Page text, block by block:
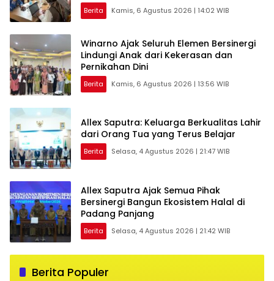
Berita Kamis, 6 Agustus 2026 | 14:02 WIB
Winarno Ajak Seluruh Elemen Bersinergi
Lindungi Anak dari Kekerasan dan
Pernikahan Dini
Berita Kamis, 6 Agustus 2026 | 13:56 WIB
Allex Saputra: Keluarga Berkualitas Lahir
dari Orang Tua yang Terus Belajar
Berita Selasa, 4 Agustus 2026 | 21:47 WIB
Allex Saputra Ajak Semua Pihak
Bersinergi Bangun Ekosistem Halal di
Padang Panjang
Berita Selasa, 4 Agustus 2026 | 21:42 WIB
Berita Populer